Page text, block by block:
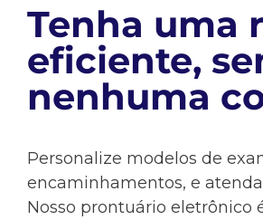
Tenha uma
eficiente,
nenhuma
Personalize modelos de
encaminhamentos, e
Nosso prontuário eletrônico